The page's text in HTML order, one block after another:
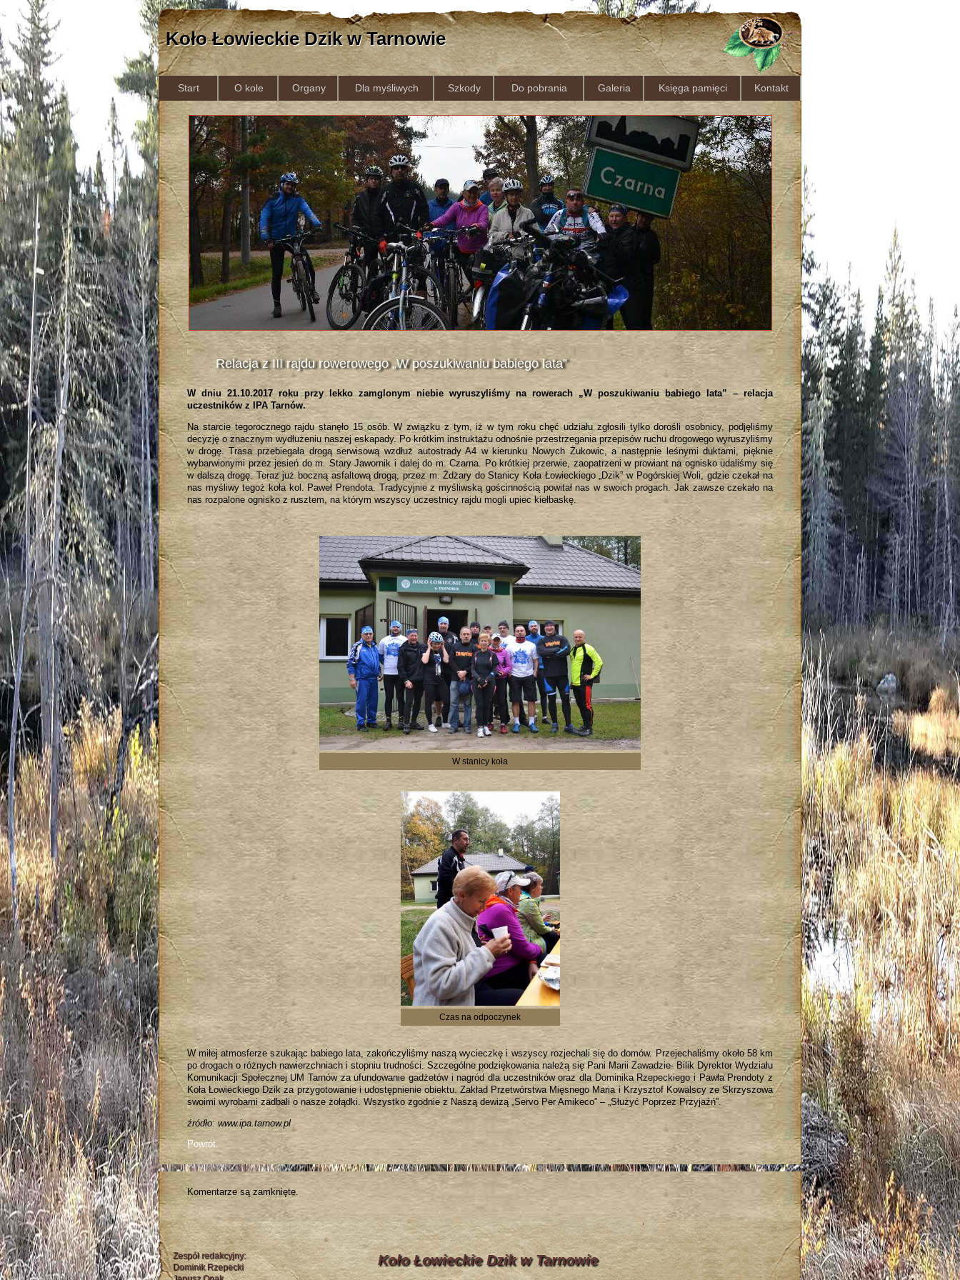
Koło Łowieckie Dzik w Tarnowie
Start O kole Organy Dla myśliwych Szkody Do pobrania Galeria Księga pamięci Kontakt
Relacja z III rajdu rowerowego „W poszukiwaniu babiego lata”
W dniu 21.10.2017 roku przy lekko zamglonym niebie wyruszyliśmy na rowerach „W poszukiwaniu babiego lata” – relacja
uczestników z IPA Tarnów.
Na starcie tegorocznego rajdu stanęło 15 osób. W związku z tym, iż w tym roku chęć udziału zgłosili tylko dorośli osobnicy, podjęliśmy
decyzję o znacznym wydłużeniu naszej eskapady. Po krótkim instruktażu odnośnie przestrzegania przepisów ruchu drogowego wyruszyliśmy
w drogę. Trasa przebiegała drogą serwisową wzdłuż autostrady A4 w kierunku Nowych Żukowic, a następnie leśnymi duktami, pięknie
wybarwionymi przez jesień do m. Stary Jawornik i dalej do m. Czarna. Po krótkiej przerwie, zaopatrzeni w prowiant na ognisko udaliśmy się
w dalszą drogę. Teraz już boczną asfaltową drogą, przez m. Żdżary do Stanicy Koła Łowieckiego „Dzik” w Pogórskiej Woli, gdzie czekał na
nas myśliwy tegoż koła kol. Paweł Prendota. Tradycyjnie z myśliwską gościnnością powitał nas w swoich progach. Jak zawsze czekało na
nas rozpalone ognisko z rusztem, na którym wszyscy uczestnicy rajdu mogli upiec kiełbaskę.
W stanicy koła
Czas na odpoczynek
W miłej atmosferze szukając babiego lata, zakończyliśmy naszą wycieczkę i wszyscy rozjechali się do domów. Przejechaliśmy około 58 km
po drogach o różnych nawierzchniach i stopniu trudności. Szczególne podziękowania należą się Pani Marii Zawadzie- Bilik Dyrektor Wydziału
Komunikacji Społecznej UM Tarnów za ufundowanie gadżetów i nagród dla uczestników oraz dla Dominika Rzepeckiego i Pawła Prendoty z
Koła Łowieckiego Dzik za przygotowanie i udostępnienie obiektu. Zakład Przetwórstwa Mięsnego Maria i Krzysztof Kowalscy ze Skrzyszowa
swoimi wyrobami zadbali o nasze żołądki. Wszystko zgodnie z Naszą dewizą „Servo Per Amikeco” – „Służyć Poprzez Przyjaźń”.
źródło: www.ipa.tarnow.pl
Powrót.
Komentarze są zamknięte.
Zespół redakcyjny:
Dominik Rzepecki
Koło Łowieckie Dzik w Tarnowie